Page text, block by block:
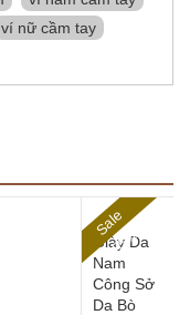
ví nữ cầm tay
S
al
e
5
5
%
Giày Da
Nam
Công Sở
Da Bò